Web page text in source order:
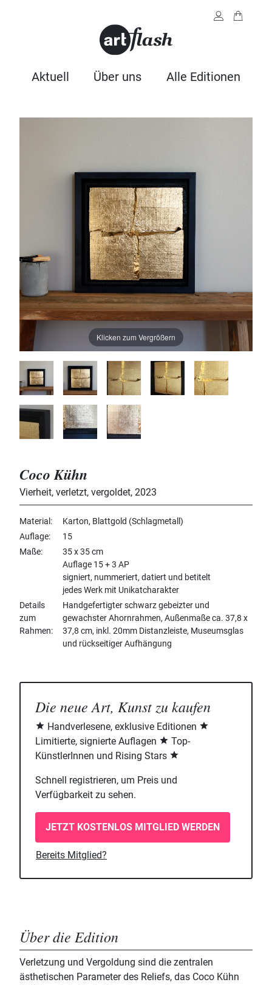
Aktuell Über uns Alle Editionen
Klicken zum Vergrößern
Coco Kühn
Vierheit, verletzt, vergoldet, 2023
Material
Karton, Blattgold (Schlagmetall)
Auflage
15
Maße
35 x 35 cm
Auflage 15 + 3 AP
signiert, nummeriert, datiert und betitelt
jedes Werk mit Unikatcharakter
Details
zum
Rahmen
Handgefertigter schwarz gebeizter und
gewachster Ahornrahmen, Außenmaße ca. 37,8 x
37,8 cm, inkl. 20mm Distanzleiste, Museumsglas
und rückseitiger Aufhängung
Die neue Art, Kunst zu kaufen
Handverlesene, exklusive Editionen
Limitierte, signierte Auflagen
Top-
KünstlerInnen und Rising Stars
Schnell registrieren, um Preis und
Verfügbarkeit zu sehen.
JETZT KOSTENLOS MITGLIED WERDEN
Bereits Mitglied?
Über die Edition
Verletzung und Vergoldung sind die zentralen
ästhetischen Parameter des Reliefs, das Coco Kühn